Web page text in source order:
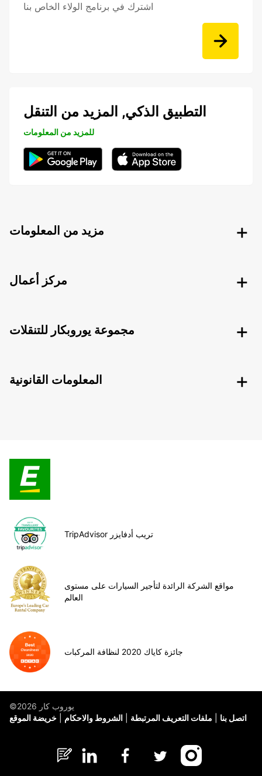
اشترك في برنامج الولاء الخاص بنا
التطبيق الذكي, المزيد من التنقل
للمزيد من المعلومات
مزيد من المعلومات
مركز أعمال
مجموعة يوروبكار للتنقلات
المعلومات القانونية
TripAdvisor تريب أدفايزر
مواقع الشركة الرائدة لتأجير السيارات على مستوى
العالم
جائزة كاياك 2020 لنظافة المركبات
©يوروب كار 2026
خريضة الموقع
الشروط والاحكام ملفات التعريف المرتبطة اتصل بنا